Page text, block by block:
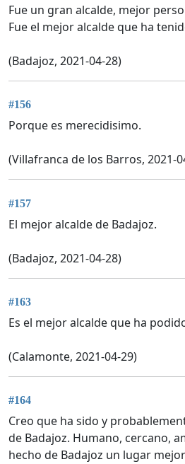
Fue un gran alcalde, mejor
Fue el mejor alcalde que ha
(Badajoz, 2021-04-28)
#156
Porque es merecidisimo.
(Villafranca de los Barros, 2021-
#157
El mejor alcalde de Badajoz.
(Badajoz, 2021-04-28)
#163
Es el mejor alcalde que ha
(Calamonte, 2021-04-29)
#164
Creo que ha sido y
de Badajoz. Humano, cercano,
hecho de Badajoz un lugar mejor